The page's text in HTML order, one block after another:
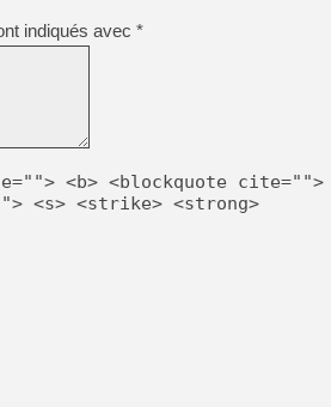
indiqués avec *
<b> <blockquote cite="">
<s> <strike> <strong>